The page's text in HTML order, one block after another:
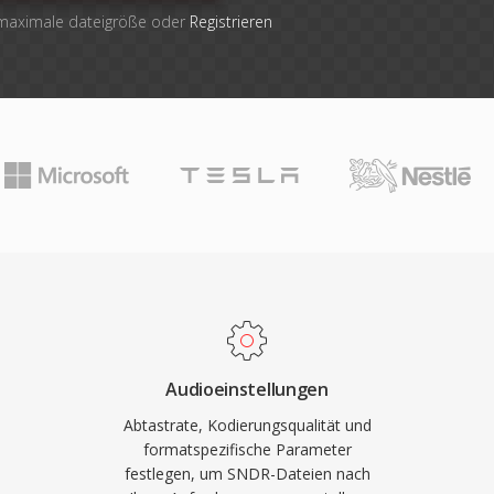
dateigröße oder Registrieren
Audioeinstellungen
Abtastrate, Kodierungsqualität und
formatspezifische Parameter
festlegen, um SNDR-Dateien nach